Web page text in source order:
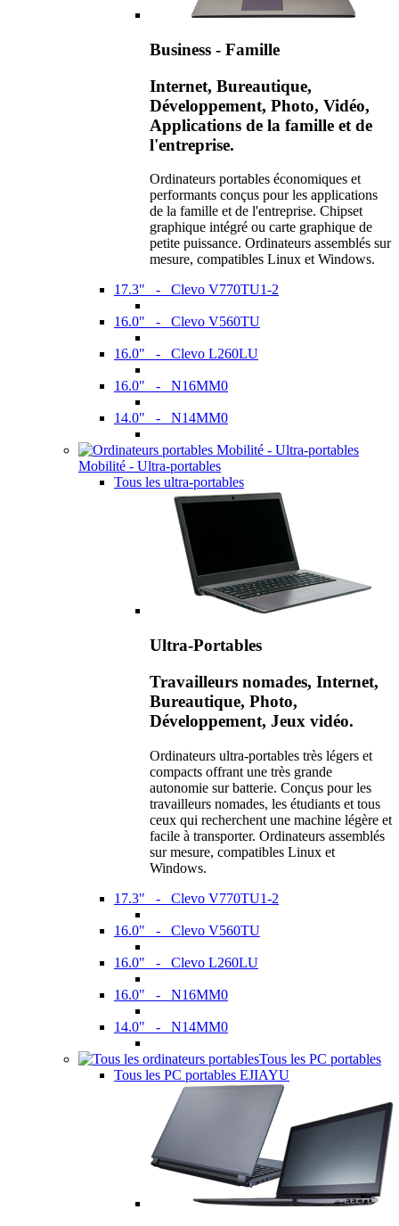
Business - Famille
Internet, Bureautique,
Développement, Photo, Vidéo,
Applications de la famille et de
l'entreprise.
Ordinateurs portables économiques et
performants conçus pour les applications
de la famille et de l'entreprise. Chipset
graphique intégré ou carte graphique de
petite puissance. Ordinateurs assemblés sur
mesure, compatibles Linux et Windows.
17.3" - Clevo V770TU1-2
16.0" - Clevo V560TU
16.0" - Clevo L260LU
16.0" - N16MM0
14.0" - N14MM0
Mobilité - Ultra-portables
Tous les ultra-portables
Ultra-Portables
Travailleurs nomades, Internet,
Bureautique, Photo,
Développement, Jeux vidéo.
Ordinateurs ultra-portables très légers et
compacts offrant une très grande
autonomie sur batterie. Conçus pour les
travailleurs nomades, les étudiants et tous
ceux qui recherchent une machine légère et
facile à transporter. Ordinateurs assemblés
sur mesure, compatibles Linux et
Windows.
17.3" - Clevo V770TU1-2
16.0" - Clevo V560TU
16.0" - Clevo L260LU
16.0" - N16MM0
14.0" - N14MM0
Tous les PC portables
Tous les PC portables EJIAYU